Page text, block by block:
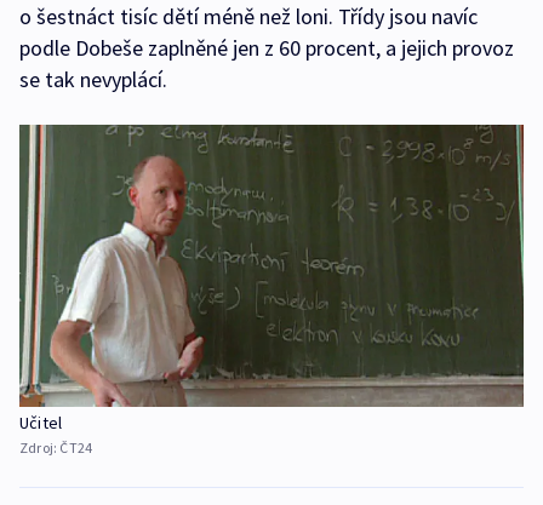
o šestnáct tisíc dětí méně než loni. Třídy jsou navíc
podle Dobeše zaplněné jen z 60 procent, a jejich provoz
se tak nevyplácí.
Učitel
Zdroj: ČT24